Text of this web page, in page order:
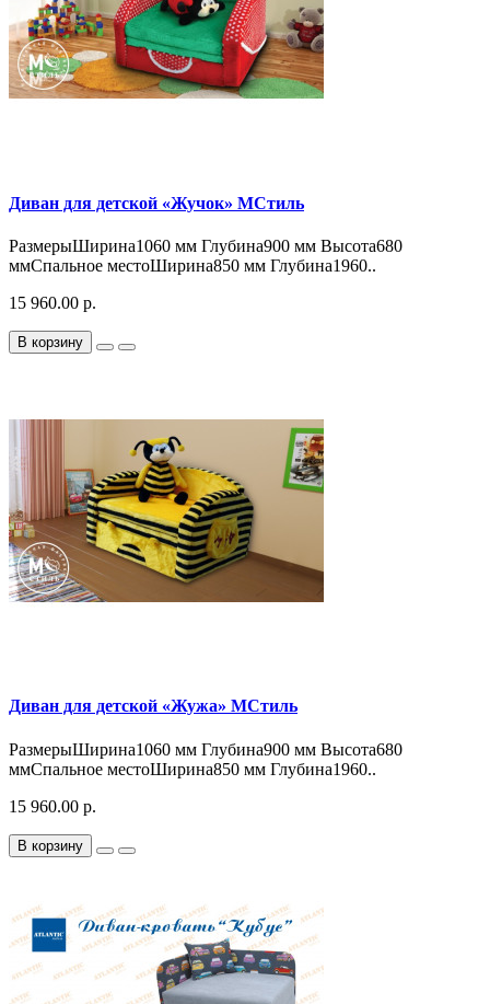
Диван для детской «Жучок» МСтиль
РазмерыШирина1060 мм Глубина900 мм Высота680
ммСпальное местоШирина850 мм Глубина1960..
15 960.00 р.
В корзину
Диван для детской «Жужа» МСтиль
РазмерыШирина1060 мм Глубина900 мм Высота680
ммСпальное местоШирина850 мм Глубина1960..
15 960.00 р.
В корзину